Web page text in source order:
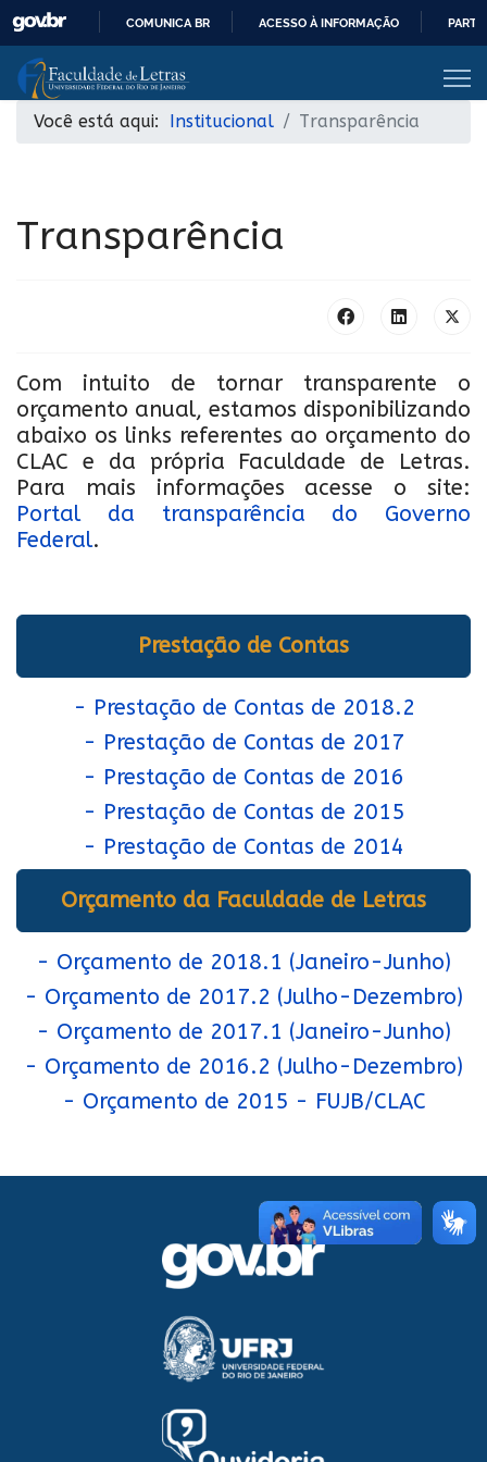
COMUNICA BR ACESSO À INFORMAÇÃO
Você está aqui: Institucional Transparência
Transparência
Com intuito de tornar transparente o
orçamento anual, estamos disponibilizando
abaixo os links referentes ao orçamento do
CLAC e da própria Faculdade de Letras.
Para mais informações acesse o site:
Portal da transparência do Governo
Federal.
Prestação de Contas
- Prestação de Contas de 2018.2
- Prestação de Contas de 2017
- Prestação de Contas de 2016
- Prestação de Contas de 2015
- Prestação de Contas de 2014
Orçamento da Faculdade de Letras
- Orçamento de 2018.1 (Janeiro-Junho)
- Orçamento de 2017.2 (Julho-Dezembro)
- Orçamento de 2017.1 (Janeiro-Junho)
- Orçamento de 2016.2 (Julho-Dezembro)
- Orçamento de 2015 - FUJB/CLAC